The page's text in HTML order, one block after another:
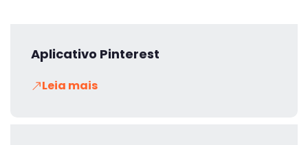
Aplicativo Pinterest
Leia mais